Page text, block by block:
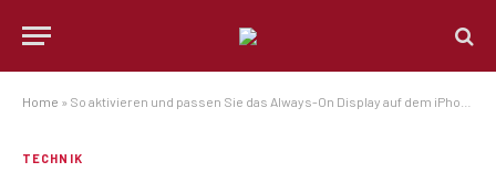
Home » So aktivieren und passen Sie das Always-On Display auf dem iPhone an
TECHNIK